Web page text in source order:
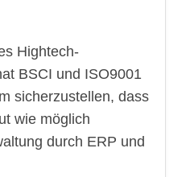
Hightech-
BSCI und ISO9001
sicherzustellen, dass
wie möglich
durch ERP und